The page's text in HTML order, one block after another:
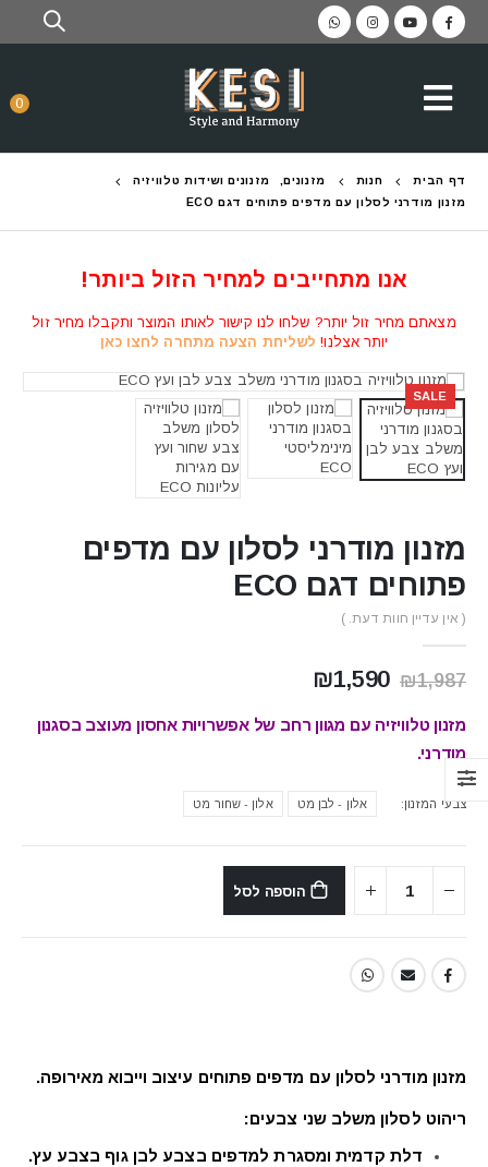
0
דף הבית חנות מזנונים,
מזנונים ושידות טלוויזיה
מזנון מודרני לסלון עם מדפים פתוחים דגם ECO
אנו מתחייבים למחיר הזול ביותר!
מצאתם מחיר זול יותר? שלחו לנו קישור לאותו המוצר ותקבלו מחיר זול
יותר אצלנו! לשליחת הצעה מתחרה לחצו כאן
SALE
מזנון מודרני לסלון עם מדפים
פתוחים דגם ECO
( אין עדיין חוות דעת. )
₪1,987
המחיר
היה:
₪1,590
הוא:
מזנון טלוויזיה עם מגוון רחב של אפשרויות אחסון מעוצב בסגנון
מודרני.
צבעי המזנון אלון - לבן מט אלון - שחור מט
הוספה לסל
מזנון מודרני לסלון עם מדפים פתוחים עיצוב וייבוא מאירופה.
ריהוט לסלון משלב שני צבעים:
דלת קדמית ומסגרת למדפים בצבע לבן גוף בצבע עץ.